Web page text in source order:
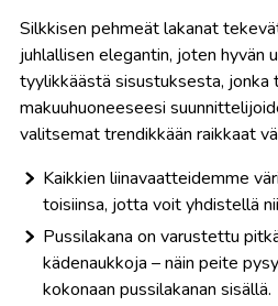
Silkkisen pehmeät lakanat
juhlallisen elegantin, joten hyvän
tyylikkäästä sisustuksesta, jonka
makuuhuoneeseesi
valitsemat trendikkään raikkaat
Kaikkien liinavaatteidemme
toisiinsa, jotta voit yhdistellä
Pussilakana on varustettu
kädenaukkoja – näin peite
kokonaan pussilakanan sisällä.